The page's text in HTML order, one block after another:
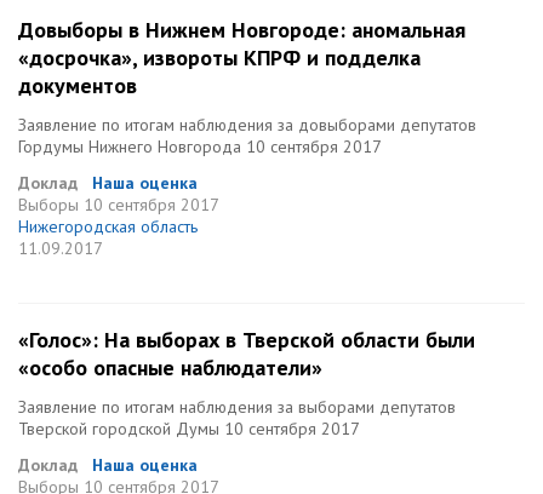
Довыборы в Нижнем Новгороде: аномальная
«досрочка», извороты КПРФ и подделка
документов
Заявление по итогам наблюдения за довыборами депутатов
Гордумы Нижнего Новгорода 10 сентября 2017
Доклад
Наша оценка
Выборы 10 сентября 2017
Нижегородская область
11.09.2017
«Голос»: На выборах в Тверской области были
«особо опасные наблюдатели»
Заявление по итогам наблюдения за выборами депутатов
Тверской городской Думы 10 сентября 2017
Доклад
Наша оценка
Выборы 10 сентября 2017